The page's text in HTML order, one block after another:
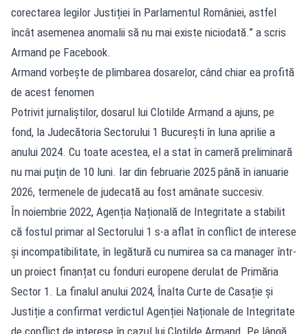
corectarea legilor Justiției în Parlamentul României, astfel
încât asemenea anomalii să nu mai existe niciodată.” a scris
Armand pe Facebook.
Armand vorbește de plimbarea dosarelor, când chiar ea profită
de acest fenomen
Potrivit jurnaliștilor, dosarul lui Clotilde Armand a ajuns, pe
fond, la Judecătoria Sectorului 1 București în luna aprilie a
anului 2024. Cu toate acestea, el a stat în cameră preliminară
nu mai puțin de 10 luni. Iar din februarie 2025 până în ianuarie
2026, termenele de judecată au fost amânate succesiv.
În noiembrie 2022, Agenția Națională de Integritate a stabilit
că fostul primar al Sectorului 1 s-a aflat în conflict de interese
și incompatibilitate, în legătură cu numirea sa ca manager într-
un proiect finanțat cu fonduri europene derulat de Primăria
Sector 1. La finalul anului 2024, Înalta Curte de Casație și
Justiție a confirmat verdictul Agenției Naționale de Integritate
de conflict de interese în cazul lui Clotilde Armand. Pe lângă